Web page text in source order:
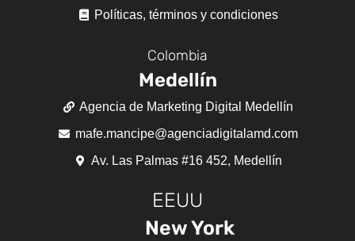
Políticas, términos y condiciones
Colombia
Medellín
Agencia de Marketing Digital Medellín
mafe.mancipe@agenciadigitalamd.com
Av. Las Palmas #16 452, Medellín
EEUU
New York